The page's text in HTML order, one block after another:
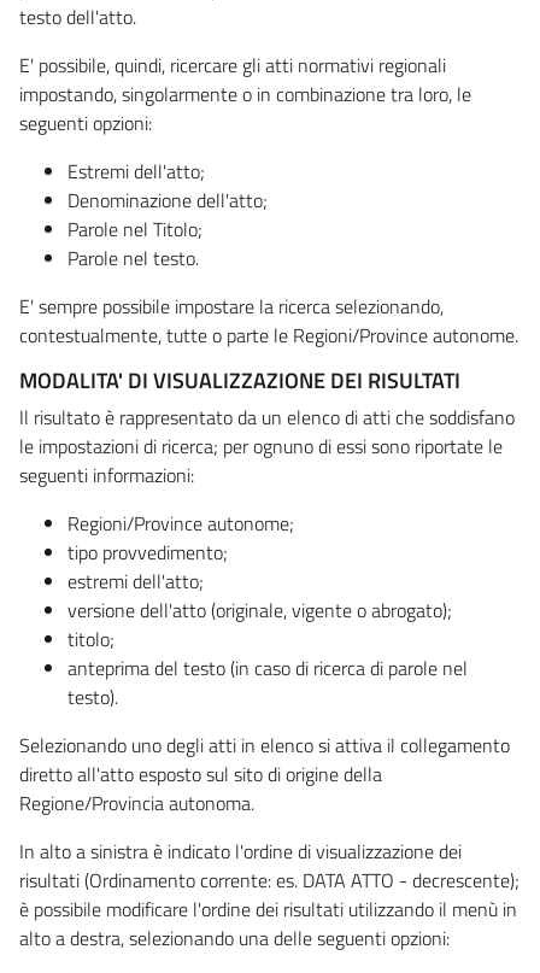
testo dell'atto.
E' possibile, quindi, ricercare gli atti normativi regionali
impostando, singolarmente o in combinazione tra loro, le
seguenti opzioni:
Estremi dell'atto;
Denominazione dell'atto;
Parole nel Titolo;
Parole nel testo.
E' sempre possibile impostare la ricerca selezionando,
contestualmente, tutte o parte le Regioni/Province autonome.
MODALITA' DI VISUALIZZAZIONE DEI RISULTATI
Il risultato è rappresentato da un elenco di atti che soddisfano
le impostazioni di ricerca; per ognuno di essi sono riportate le
seguenti informazioni:
Regioni/Province autonome;
tipo provvedimento;
estremi dell'atto;
versione dell'atto (originale, vigente o abrogato);
titolo;
anteprima del testo (in caso di ricerca di parole nel
testo).
Selezionando uno degli atti in elenco si attiva il collegamento
diretto all'atto esposto sul sito di origine della
Regione/Provincia autonoma.
In alto a sinistra è indicato l'ordine di visualizzazione dei
risultati (Ordinamento corrente: es. DATA ATTO - decrescente);
è possibile modificare l'ordine dei risultati utilizzando il menù in
alto a destra, selezionando una delle seguenti opzioni: